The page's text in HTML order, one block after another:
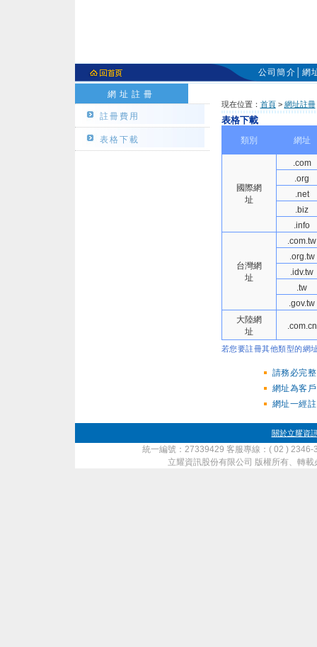
公司簡介 │網
網址註冊
註冊費用
表格下載
現在位置： 首頁> 網址註冊
表格下載
類別 網址
國際網
址
.com
.org
.net
.biz
.info
台灣網
址
.com.tw
.org.tw
.idv.tw
.tw
.gov.tw
大陸網
址
.com.cn
若您要註冊其他類型的網
請務必完
網址為客
網址一經
關於立耀資
統一編號：27339429 客服專線：( 02 )
立耀資訊股份有限公司 版權所有、轉